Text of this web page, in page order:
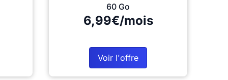
60 Go
6,99€/mois
Voir l'offre